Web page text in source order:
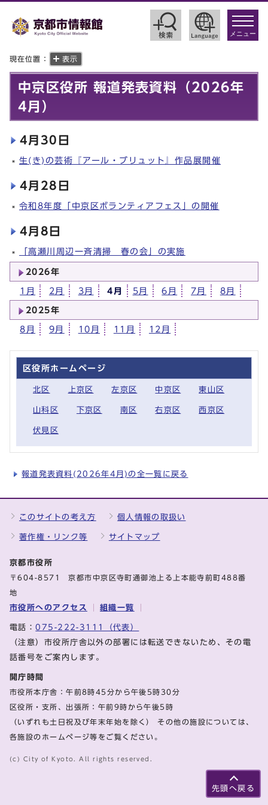
toggle
メニュー
現在位置： 表示
中京区役所 報道発表資料（2026年
4月）
4月30日
生(き)の芸術『アール・ブリュット』作品展開催
4月28日
令和8年度「中京区ボランティアフェス」の開催
4月8日
「高瀬川周辺一斉清掃 春の会」の実施
2026年
1月 2月 3月 4月 5月 6月 7月 8月
2025年
8月 9月 10月 11月 12月
区役所ホームページ
北区 上京区 左京区 中京区 東山区
山科区 下京区 南区 右京区 西京区
伏見区
報道発表資料(2026年4月)の全一覧に戻る
先頭へ戻る
このサイトの考え方 個人情報の取扱い
著作権・リンク等 サイトマップ
京都市役所
〒604-8571 京都市中京区寺町通御池上る上本能寺前町488番
地
市役所へのアクセス 組織一覧
電話：075-222-3111（代表）
（注意）市役所庁舎以外の部署には転送できないため、その電
話番号をご案内します。
開庁時間
市役所本庁舎：午前8時45分から午後5時30分
区役所・支所、出張所：午前9時から午後5時
（いずれも土日祝及び年末年始を除く） その他の施設については、
各施設のホームページ等をご覧ください。
(c) City of Kyoto. All rights reserved.